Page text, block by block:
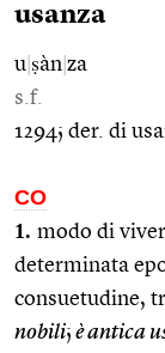
usanza
u ṣàn za
s.f.
1294; der. di
CO
1. modo di
determinata
consuetudine,
nobili; è antica